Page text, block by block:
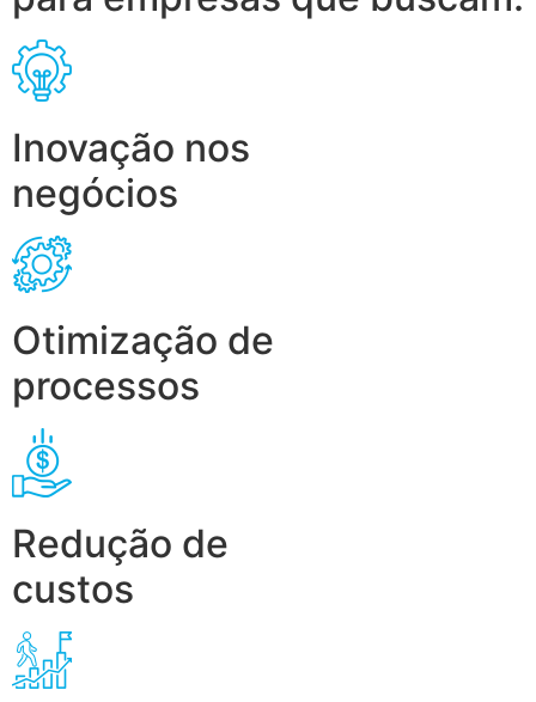
Inovação nos
negócios
Otimização de
processos
Redução de
custos